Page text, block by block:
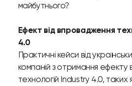
майбутнього?
Ефект від впровадження
4.0
Практичні кейси від
компаній з отримання ефекту
технологій Industry 4.0, таких